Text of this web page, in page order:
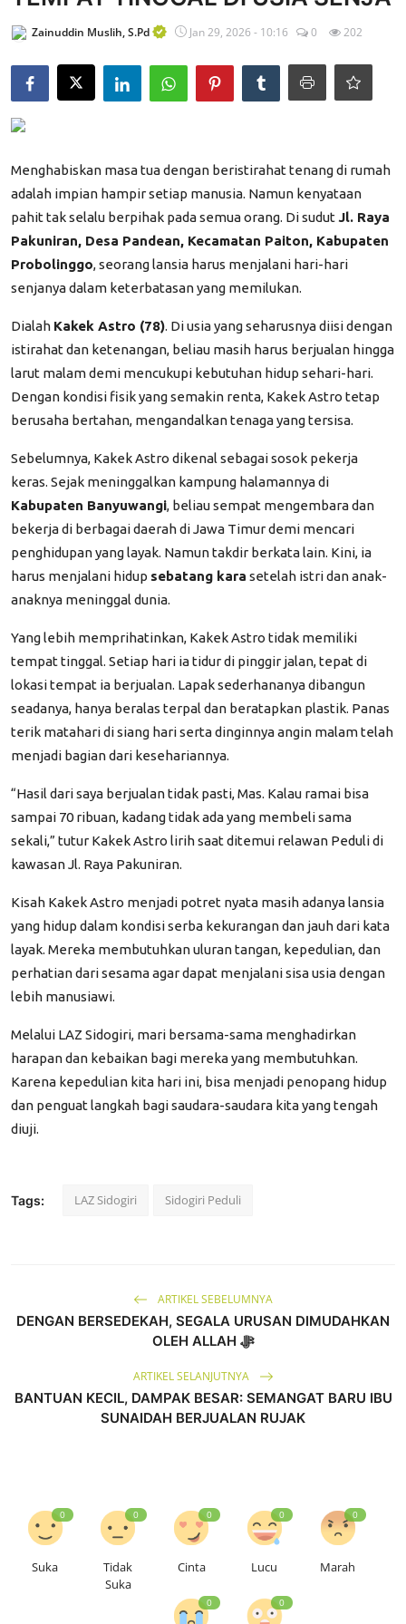
Edukasi ZIS
Contact
Majalah
Donasi
Zainuddin Muslih, S.Pd Jan 29, 2026 - 10:16 0 202
Menghabiskan masa tua dengan beristirahat tenang di rumah
adalah impian hampir setiap manusia. Namun kenyataan
pahit tak selalu berpihak pada semua orang. Di sudut Jl. Raya
Pakuniran, Desa Pandean, Kecamatan Paiton, Kabupaten
Probolinggo, seorang lansia harus menjalani hari-hari
senjanya dalam keterbatasan yang memilukan.
Dialah Kakek Astro (78). Di usia yang seharusnya diisi dengan
istirahat dan ketenangan, beliau masih harus berjualan hingga
larut malam demi mencukupi kebutuhan hidup sehari-hari.
Dengan kondisi fisik yang semakin renta, Kakek Astro tetap
berusaha bertahan, mengandalkan tenaga yang tersisa.
Sebelumnya, Kakek Astro dikenal sebagai sosok pekerja
keras. Sejak meninggalkan kampung halamannya di
Kabupaten Banyuwangi, beliau sempat mengembara dan
bekerja di berbagai daerah di Jawa Timur demi mencari
penghidupan yang layak. Namun takdir berkata lain. Kini, ia
harus menjalani hidup sebatang kara setelah istri dan anak-
anaknya meninggal dunia.
Yang lebih memprihatinkan, Kakek Astro tidak memiliki
tempat tinggal. Setiap hari ia tidur di pinggir jalan, tepat di
lokasi tempat ia berjualan. Lapak sederhananya dibangun
seadanya, hanya beralas terpal dan beratapkan plastik. Panas
terik matahari di siang hari serta dinginnya angin malam telah
menjadi bagian dari kesehariannya.
“Hasil dari saya berjualan tidak pasti, Mas. Kalau ramai bisa
sampai 70 ribuan, kadang tidak ada yang membeli sama
sekali,” tutur Kakek Astro lirih saat ditemui relawan Peduli di
kawasan Jl. Raya Pakuniran.
Kisah Kakek Astro menjadi potret nyata masih adanya lansia
yang hidup dalam kondisi serba kekurangan dan jauh dari kata
layak. Mereka membutuhkan uluran tangan, kepedulian, dan
perhatian dari sesama agar dapat menjalani sisa usia dengan
lebih manusiawi.
Melalui LAZ Sidogiri, mari bersama-sama menghadirkan
harapan dan kebaikan bagi mereka yang membutuhkan.
Karena kepedulian kita hari ini, bisa menjadi penopang hidup
dan penguat langkah bagi saudara-saudara kita yang tengah
diuji.
Tags: LAZ Sidogiri Sidogiri Peduli
ARTIKEL SEBELUMNYA
DENGAN BERSEDEKAH, SEGALA URUSAN DIMUDAHKAN
OLEH ALLAH ﷻ
ARTIKEL SELANJUTNYA
BANTUAN KECIL, DAMPAK BESAR: SEMANGAT BARU IBU
SUNAIDAH BERJUALAN RUJAK
0
Suka
0
Tidak
Suka
0
Cinta
0
Lucu
0
Marah
0 0